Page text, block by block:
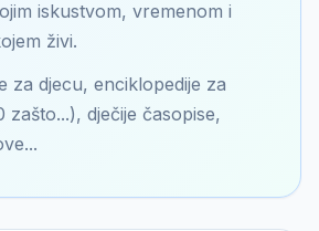
iskustvom, vremenom i
živi.
za djecu, enciklopedije za
zašto...), dječije časopise,